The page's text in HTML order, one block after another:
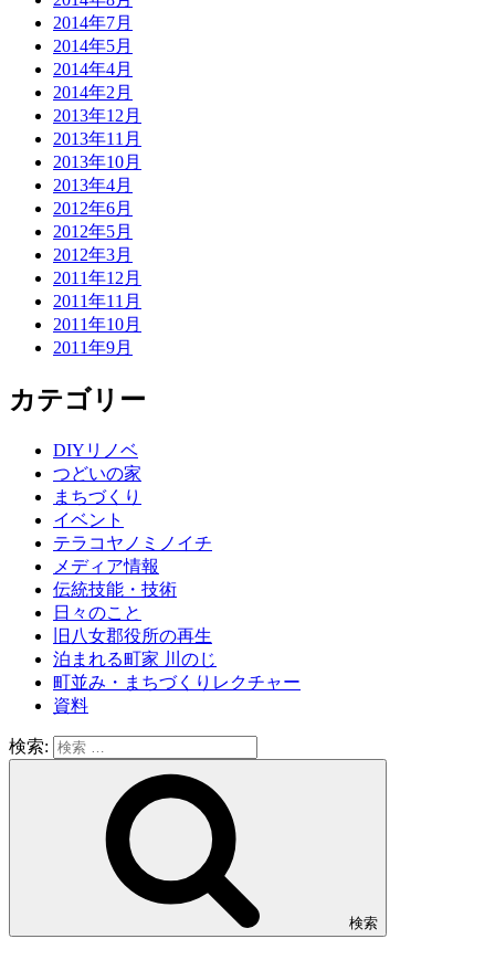
2014年7月
2014年5月
2014年4月
2014年2月
2013年12月
2013年11月
2013年10月
2013年4月
2012年6月
2012年5月
2012年3月
2011年12月
2011年11月
2011年10月
2011年9月
カテゴリー
DIYリノベ
つどいの家
まちづくり
イベント
テラコヤノミノイチ
メディア情報
伝統技能・技術
日々のこと
旧八女郡役所の再生
泊まれる町家 川のじ
町並み・まちづくりレクチャー
資料
検索:
検索